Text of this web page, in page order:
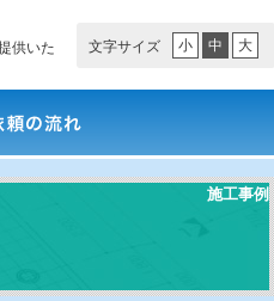
供いた
文字サイズ 小 中 大
れ
施工事例